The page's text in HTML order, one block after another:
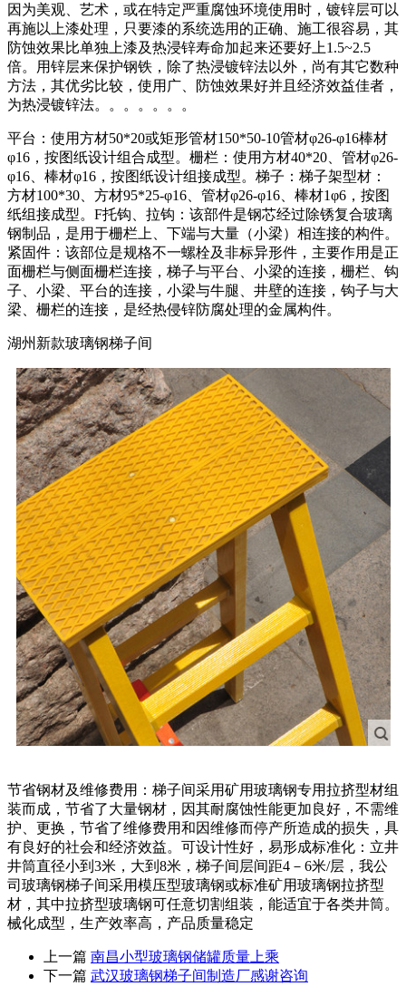
因为美观、艺术，或在特定严重腐蚀环境使用时，镀锌层可以
再施以上漆处理，只要漆的系统选用的正确、施工很容易，其
防蚀效果比单独上漆及热浸锌寿命加起来还要好上1.5~2.5
倍。用锌层来保护钢铁，除了热浸镀锌法以外，尚有其它数种
方法，其优劣比较，使用广、防蚀效果好并且经济效益佳者，
为热浸镀锌法。。。。。。。
平台：使用方材50*20或矩形管材150*50-10管材φ26-φ16棒材
φ16，按图纸设计组合成型。栅栏：使用方材40*20、管材φ26-
φ16、棒材φ16，按图纸设计组接成型。梯子：梯子架型材：
方材100*30、方材95*25-φ16、管材φ26-φ16、棒材1φ6，按图
纸组接成型。F托钩、拉钩：该部件是钢芯经过除锈复合玻璃
钢制品，是用于栅栏上、下端与大量（小梁）相连接的构件。
紧固件：该部位是规格不一螺栓及非标异形件，主要作用是正
面栅栏与侧面栅栏连接，梯子与平台、小梁的连接，栅栏、钩
子、小梁、平台的连接，小梁与牛腿、井壁的连接，钩子与大
梁、栅栏的连接，是经热侵锌防腐处理的金属构件。
湖州新款玻璃钢梯子间
节省钢材及维修费用：梯子间采用矿用玻璃钢专用拉挤型材组
装而成，节省了大量钢材，因其耐腐蚀性能更加良好，不需维
护、更换，节省了维修费用和因维修而停产所造成的损失，具
有良好的社会和经济效益。可设计性好，易形成标准化：立井
井筒直径小到3米，大到8米，梯子间层间距4－6米/层，我公
司玻璃钢梯子间采用模压型玻璃钢或标准矿用玻璃钢拉挤型
材，其中拉挤型玻璃钢可任意切割组装，能适宜于各类井筒。
械化成型，生产效率高，产品质量稳定
上一篇 南昌小型玻璃钢储罐质量上乘
下一篇 武汉玻璃钢梯子间制造厂感谢咨询